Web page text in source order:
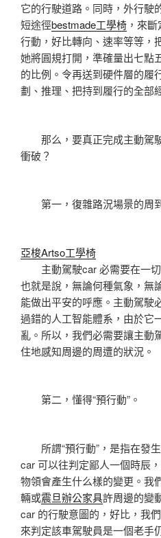
它的行駛道路。同時，外行駛
短途徑bestmade工學椅 ，來
行動，好比轉向、速率等等，
她將圓規打開，準確量出七點
的比例。令再送到硬件層的履
劃、推理、把持到履行的全部
那么，要真正完成主動駕
衝破？
第一，復雜路況場景的周
亞梭Artso工學椅
主動駕駛car 必需要在一切
也就是說，無論何種氣象，無
能做出平安的呼應。主動駕駛
過錯的人工智能體系，由於它
亂。所以，我們必需要讓主動
住地感知周邊的周遭的狀況。
第二，懂得“預行動”。
所謂“預行動”，是指在發
car 可以往判定鄙人一個時辰
物領會產生什么樣的變更。我
輛或震旦辦公家具許周邊的變
car 的行駛意圖的，好比，我
來判定該車駕駛員是一個老手